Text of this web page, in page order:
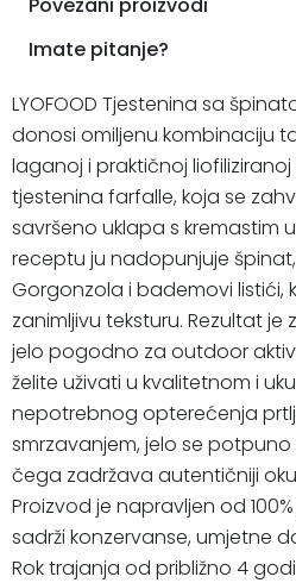
Imate pitanje?
LYOFOOD Tjestenina sa
donosi omiljenu kombinaciju
laganoj i praktičnoj
tjestenina farfalle, koja se
savršeno uklapa s kremastim
receptu ju nadopunjuje špinat,
Gorgonzola i bademovi listići,
zanimljivu teksturu. Rezultat
jelo pogodno za outdoor
želite uživati u kvalitetnom i
nepotrebnog opterećenja
smrzavanjem, jelo se potpuno
čega zadržava autentičniji
Proizvod je napravljen od
sadrži konzervanse, umjetne
Rok trajanja od približno 4